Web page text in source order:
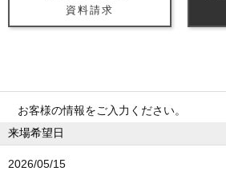
資料請求
お客様の情報をご入力ください。
来場希望日
2026/05/15